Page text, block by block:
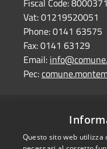
Fiscal Code:
Vat:01219520051
Phone:0141 63575
Fax:0141 63129
Email:
Pec:
Privacy
Questo sito web